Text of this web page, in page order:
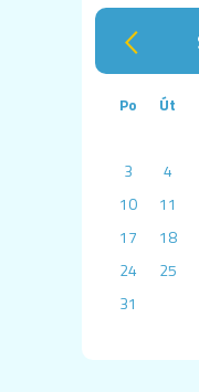
‹
Po Út
3
4
10
11
17
18
24
25
31